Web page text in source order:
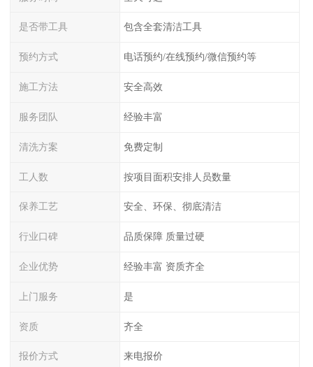
是否带工具 包含全套清洁工具
预约方式 电话预约/在线预约/微信预约等
施工方法 安全高效
服务团队 经验丰富
清洗方案 免费定制
工人数 按项目面积安排人员数量
保养工艺 安全、环保、彻底清洁
行业口碑 品质保障 质量过硬
企业优势 经验丰富 资质齐全
上门服务 是
资质 齐全
报价方式 来电报价